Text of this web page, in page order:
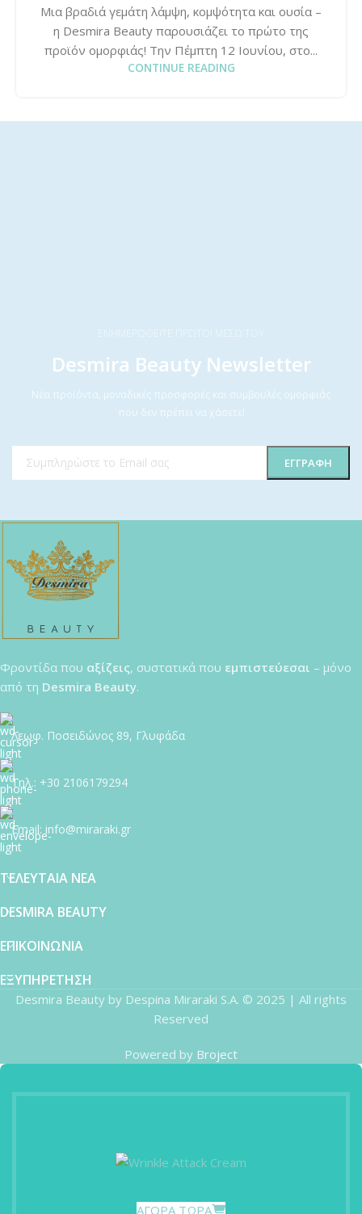
Μια βραδιά γεμάτη λάμψη, κομψότητα και ουσία –
η Desmira Beauty παρουσιάζει το πρώτο της
προϊόν ομορφιάς! Την Πέμπτη 12 Ιουνίου, στο...
CONTINUE READING
ΕΝΗΜΕΡΩΘΕΙΤΕ ΠΡΩΤΟΙ ΜΕΣΩ ΤΟΥ
Desmira Beauty Newsletter
Νέα προϊόντα, μοναδικές προσφορές και συμβουλές ομορφιάς
που δεν πρέπει να χάσετε!
Φροντίδα που αξίζεις, συστατικά που εμπιστεύεσαι – μόνο
από τη Desmira Beauty.
Λεωφ. Ποσειδώνος 89, Γλυφάδα
Tηλ.: +30 2106179294
Email: info@miraraki.gr
ΤΕΛΕΥΤΑΙΑ ΝΕΑ
DESMIRA BEAUTY
ΕΠΙΚΟΙΝΩΝΙΑ
ΕΞΥΠΗΡΕΤΗΣΗ
Desmira Beauty by Despina Miraraki S.A. © 2025 | All rights
Reserved
Powered by Broject
ΑΓΟΡΑ ΤΩΡΑ